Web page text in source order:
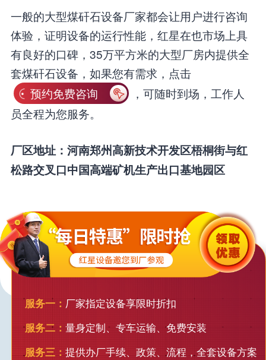
一般的大型煤矸石设备厂家都会让用户进行咨询
体验，证明设备的运行性能，红星在也市场上具
有良好的口碑，35万平方米的大型厂房内提供全
套煤矸石设备，如果您有需求，点击
预约免费咨询
，可随时到场，工作人
员全程为您服务。
厂区地址：河南郑州高新技术开发区梧桐街与红
松路交叉口中国高端矿机生产出口基地园区
服务一： 厂家指定设备享限时折扣
服务二： 量身定制、专车运输、免费安装
服务三： 提供办厂手续、政策、流程，全套设备方案